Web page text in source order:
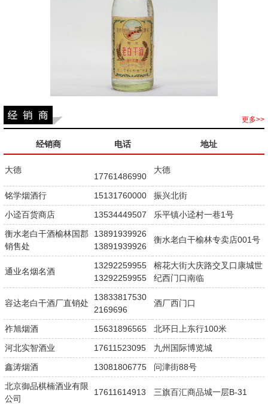
更多>>
经销商 电话 地址
大德
17761486990
大德
铭学烟酒行 15131760000
振兴北街
小迳百货商店
13534449507
乐平镇小迳村一巷1号
衡水老白干酒榆林国郡
销售处
13891939926
13891939926
衡水老白干榆林专卖店001号
通业名烟名酒
13292259955
13292259955
榕花大街大庆路交叉口康城世
纪西门口南临
容达老白干酒厂直销处
13833817530
2169696
酒厂西门口
祚旭烟酒 15631896565
北环日上东行100米
河北实智酒业
17611523095
九州国际博览城
鑫涛烟酒
13081806775
问津街88号
北京御品棋楠酒业有限
公司
17611614913 三旗百汇商品城一层B-31